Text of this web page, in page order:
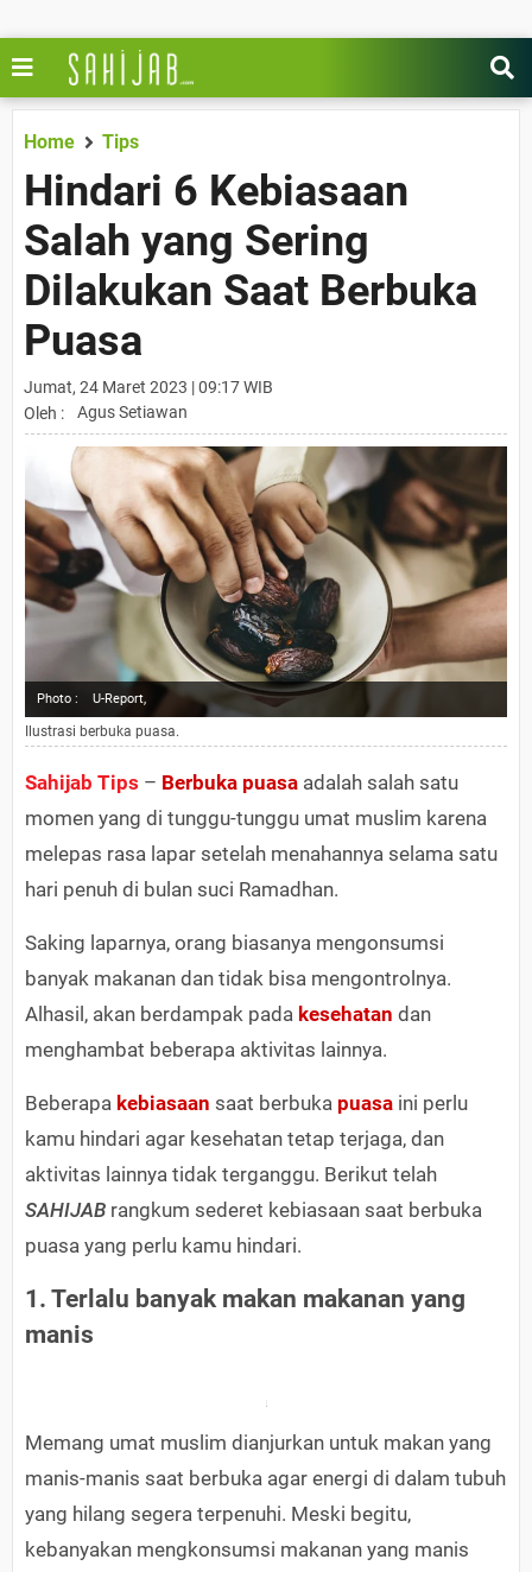
Home Tips
Hindari 6 Kebiasaan
Salah yang Sering
Dilakukan Saat Berbuka
Puasa
Jumat, 24 Maret 2023 | 09:17 WIB
Oleh :
Agus Setiawan
Photo : U-Report,
Ilustrasi berbuka puasa.
Sahijab Tips – Berbuka puasa adalah salah satu
momen yang di tunggu-tunggu umat muslim karena
melepas rasa lapar setelah menahannya selama satu
hari penuh di bulan suci Ramadhan.
Saking laparnya, orang biasanya mengonsumsi
banyak makanan dan tidak bisa mengontrolnya.
Alhasil, akan berdampak pada kesehatan dan
menghambat beberapa aktivitas lainnya.
Beberapa kebiasaan saat berbuka puasa ini perlu
kamu hindari agar kesehatan tetap terjaga, dan
aktivitas lainnya tidak terganggu. Berikut telah
SAHIJAB rangkum sederet kebiasaan saat berbuka
puasa yang perlu kamu hindari.
1. Terlalu banyak makan makanan yang
manis
Memang umat muslim dianjurkan untuk makan yang
manis-manis saat berbuka agar energi di dalam tubuh
yang hilang segera terpenuhi. Meski begitu,
kebanyakan mengkonsumsi makanan yang manis